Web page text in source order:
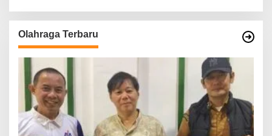
Olahraga Terbaru